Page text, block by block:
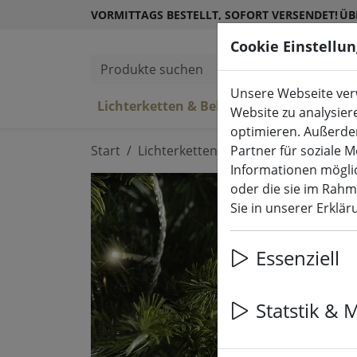
VORMITTAGS BESTELLT, SOFORT VERSENDET!
Produkte suchen
Lichterketten & Beleuchtung (aktuelle
Start Lichterketten & Beleuchtung
Cookie
Unsere Webseite
Website zu
optimieren.
Partner für soziale
Informationen
oder die sie im
Sie in unserer
Essenziell
Statstik &